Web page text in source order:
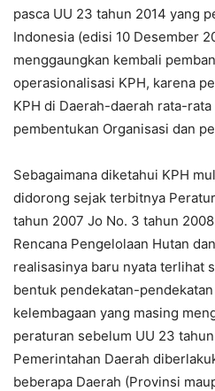
pasca UU 23 tahun 2014 yang
Indonesia (edisi 10 Desember
menggaungkan kembali
operasionalisasi KPH, karena
KPH di Daerah-daerah rata-
pembentukan Organisasi dan
Sebagaimana diketahui KPH
didorong sejak terbitnya
tahun 2007 Jo No. 3 tahun
Rencana Pengelolaan Hutan
realisasinya baru nyata terlihat
bentuk pendekatan-
kelembagaan yang masing
peraturan sebelum UU 23
Pemerintahan Daerah
beberapa Daerah (Provinsi